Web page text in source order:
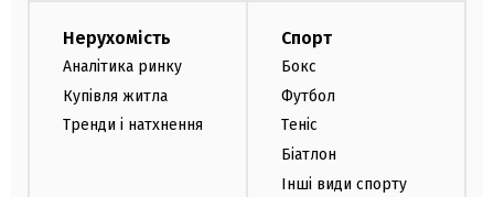
Нерухомість
Аналітика ринку
Купівля житла
Тренди і натхнення
Спорт
Бокс
Футбол
Теніс
Біатлон
Інші види спорту